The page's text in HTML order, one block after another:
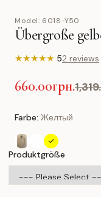
Model: 6018-Y50
Übergroße
★★★★★ 52 reviews
660.00грн.
Farbe: Желтый
Produktgröße